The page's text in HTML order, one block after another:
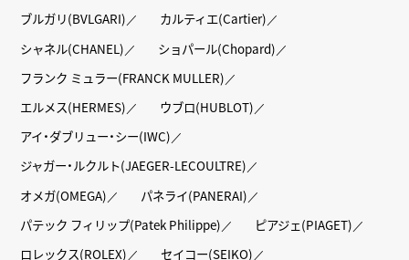
ブルガリ(BVLGARI)
カルティエ(Cartier)
シャネル(CHANEL)
ショパール(Chopard)
フランク ミュラー(FRANCK MULLER)
エルメス(HERMES)
ウブロ(HUBLOT)
アイ・ダブリュー・シー(IWC)
ジャガー・ルクルト(JAEGER-LECOULTRE)
オメガ(OMEGA)
パネライ(PANERAI)
パテック フィリップ(Patek Philippe)
ピアジェ(PIAGET)
ロレックス(ROLEX)
セイコー(SEIKO)